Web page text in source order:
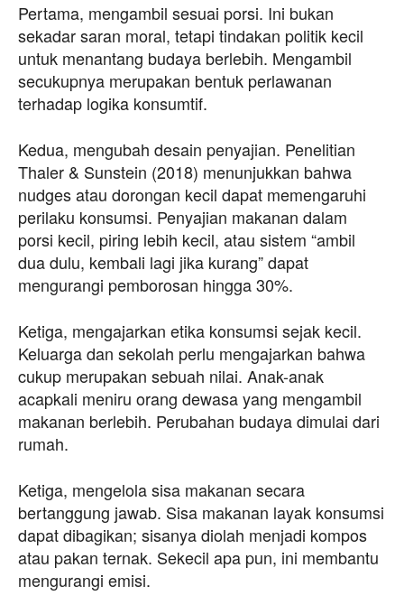
Pertama, mengambil sesuai porsi. Ini bukan
sekadar saran moral, tetapi tindakan politik kecil
untuk menantang budaya berlebih. Mengambil
secukupnya merupakan bentuk perlawanan
terhadap logika konsumtif.
Kedua, mengubah desain penyajian. Penelitian
Thaler & Sunstein (2018) menunjukkan bahwa
nudges atau dorongan kecil dapat memengaruhi
perilaku konsumsi. Penyajian makanan dalam
porsi kecil, piring lebih kecil, atau sistem “ambil
dua dulu, kembali lagi jika kurang” dapat
mengurangi pemborosan hingga 30%.
Ketiga, mengajarkan etika konsumsi sejak kecil.
Keluarga dan sekolah perlu mengajarkan bahwa
cukup merupakan sebuah nilai. Anak-anak
acapkali meniru orang dewasa yang mengambil
makanan berlebih. Perubahan budaya dimulai dari
rumah.
Ketiga, mengelola sisa makanan secara
bertanggung jawab. Sisa makanan layak konsumsi
dapat dibagikan; sisanya diolah menjadi kompos
atau pakan ternak. Sekecil apa pun, ini membantu
mengurangi emisi.